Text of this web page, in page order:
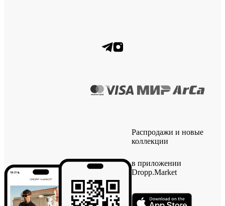
Распродажи и новые
коллекции
в приложении
Dropp.Market